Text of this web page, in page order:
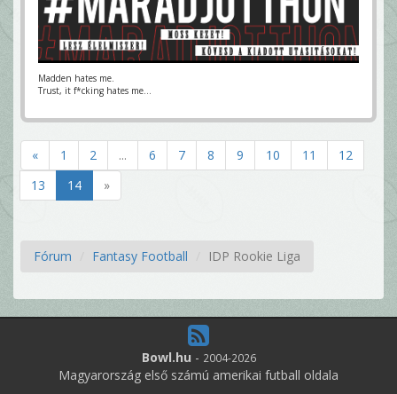
Madden hates me.
Trust, it f*cking hates me...
« 1 2 ... 6 7 8 9 10 11
12
13
14 »
Fórum Fantasy Football IDP Rookie Liga
Bowl.hu - 2004-2026
Magyarország első számú amerikai futball oldala